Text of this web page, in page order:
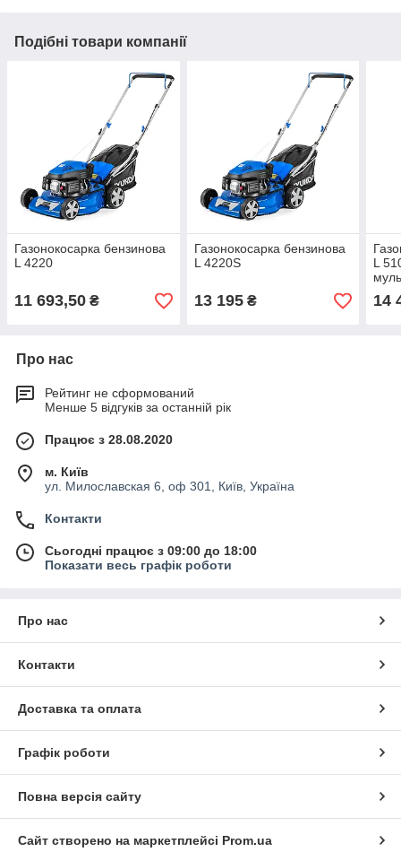
Подібні товари компанії
Газонокосарка бензинова
L 4220
11 693,50 ₴
Газонокосарка бензинова
L 4220S
13 195₴
L
14
Про нас
Рейтинг не сформований
Менше 5 відгуків за останній рік
Працює з 28.08.2020
м. Київ
ул. Милославская 6, оф 301, Київ, Україна
Контакти
Сьогодні працює з 09:00 до 18:00
Показати весь графік роботи
Про нас
Контакти
Доставка та оплата
Графік роботи
Повна версія сайту
Сайт створено на маркетплейсі Prom.ua